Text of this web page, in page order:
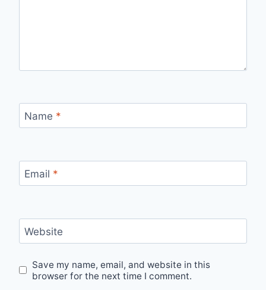
Name *
Email *
Website
Save my name, email, and website in this
browser for the next time I comment.